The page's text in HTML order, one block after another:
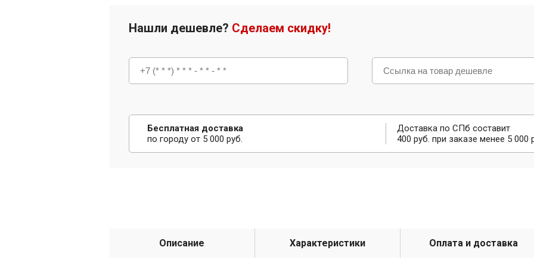
Нашли дешевле? Сделаем скидку!
Бесплатная доставка
по городу от 5 000 руб.
Доставка по СПб составит
400 руб. при заказе менее 5 000
Описание Характеристики Оплата и доставка